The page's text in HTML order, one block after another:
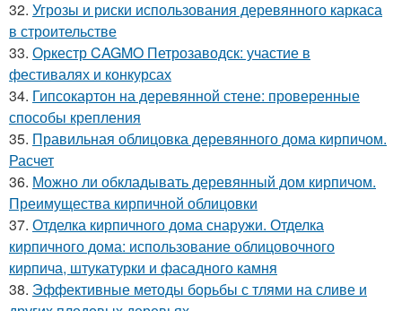
32. Угрозы и риски использования деревянного каркаса
в строительстве
33. Оркестр CAGMO Петрозаводск: участие в
фестивалях и конкурсах
34. Гипсокартон на деревянной стене: проверенные
способы крепления
35. Правильная облицовка деревянного дома кирпичом.
Расчет
36. Можно ли обкладывать деревянный дом кирпичом.
Преимущества кирпичной облицовки
37. Отделка кирпичного дома снаружи. Отделка
кирпичного дома: использование облицовочного
кирпича, штукатурки и фасадного камня
38. Эффективные методы борьбы с тлями на сливе и